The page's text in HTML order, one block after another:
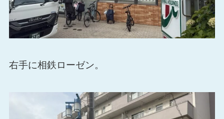
右手に相鉄ローゼン。